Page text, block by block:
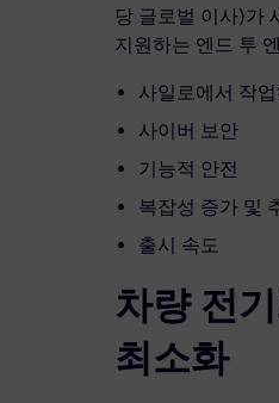
당 글로벌 이사)가
지원하는 엔드 투
사일로에서 작
사이버 보안
기능적 안전
복잡성 증가 및
출시 속도
차량 전
최소화